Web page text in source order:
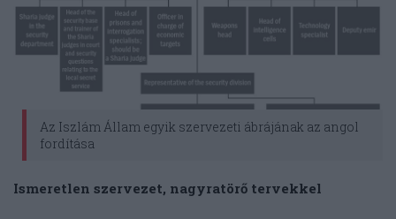
Az Iszlám Állam egyik szervezeti ábrájának az angol
fordítása
Ismeretlen szervezet, nagyratörő tervekkel